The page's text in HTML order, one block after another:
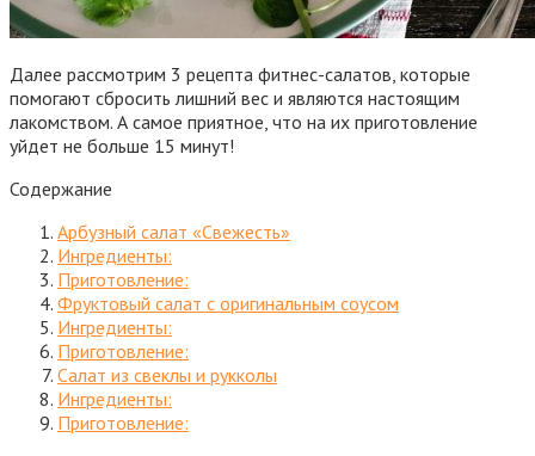
Далее рассмотрим 3 рецепта фитнес-салатов, которые
помогают сбросить лишний вес и являются настоящим
лакомством. А самое приятное, что на их приготовление
уйдет не больше 15 минут!
Содержание
Арбузный салат «Свежесть»
Ингредиенты:
Приготовление:
Фруктовый салат с оригинальным соусом
Ингредиенты:
Приготовление:
Салат из свеклы и рукколы
Ингредиенты:
Приготовление: